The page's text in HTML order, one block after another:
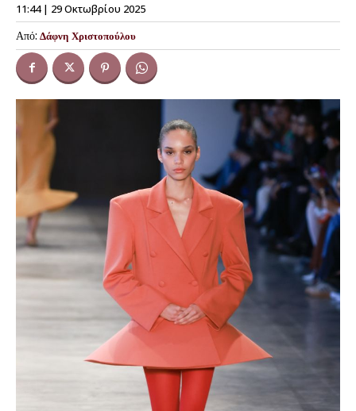
11:44 | 29 Οκτωβρίου 2025
Από: Δάφνη Χριστοπούλου